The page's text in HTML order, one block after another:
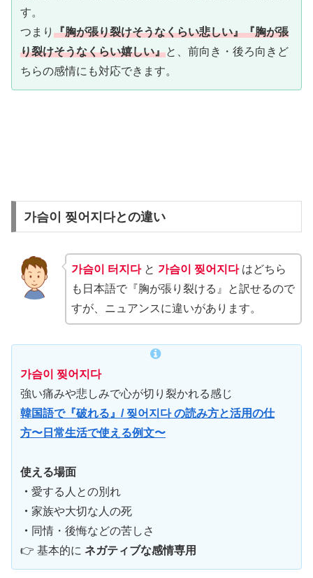
す。
つまり 『胸が張り裂けそうなくらい悲しい』『胸が張
り裂けそうなくらい嬉しい』と、前向き・後ろ向きど
ちらの感情にも対応できます。
가슴이 찢어지다との違い
가슴이 터지다と 가슴이 찢어지다はどちら
も日本語で『胸が張り裂ける』と訳せるので
すが、ニュアンスに違いがあります。
가슴이 찢어지다
強い痛みや悲しみで心が切り裂かれる感じ
韓国語で『破れる』/ 찢어지다 の読み方と活用の仕
方〜日常生活で使える例文〜
使える場面
・ 愛する人との別れ
・ 家族や大切な人の死
・ 同情・後悔などの苦しさ
👉 基本的に ネガティブな感情専用